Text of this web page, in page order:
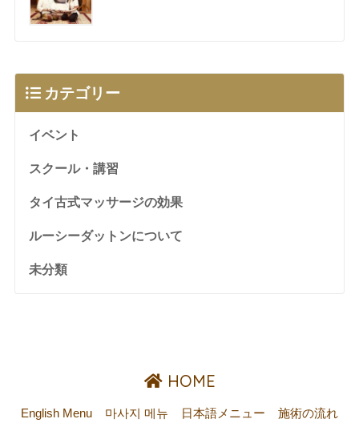
カテゴリー
イベント
スクール・講習
タイ古式マッサージの効果
ルーシーダットンについて
未分類
HOME
English Menu 마사지 메뉴 日本語メニュー 施術の流れ